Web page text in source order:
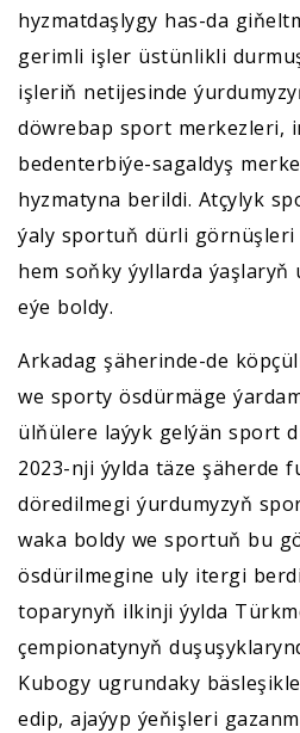
hyzmatdaşlygy has-da
gerimli işler üstünlikli
işleriň netijesinde
döwrebap sport merkezleri,
bedenterbiýe-sagaldyş
hyzmatyna berildi. Atçylyk
ýaly sportuň dürli
hem soňky ýyllarda ýaşlaryň
eýe boldy.
Arkadag şäherinde-de
we sporty ösdürmäge
ülňülere laýyk gelýän sport
2023-nji ýylda täze şäherde
döredilmegi ýurdumyzyň
waka boldy we sportuň bu
ösdürilmegine uly itergi
toparynyň ilkinji ýylda
çempionatynyň
Kubogy ugrundaky
edip, ajaýyp ýeňişleri